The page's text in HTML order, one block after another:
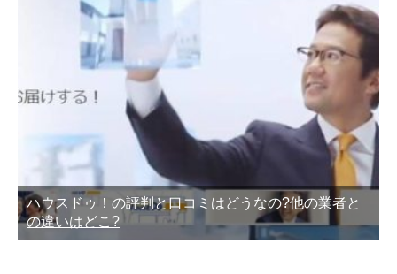
ハウスドゥ！の評判と口コミはどうなの?他の業者と
の違いはどこ?